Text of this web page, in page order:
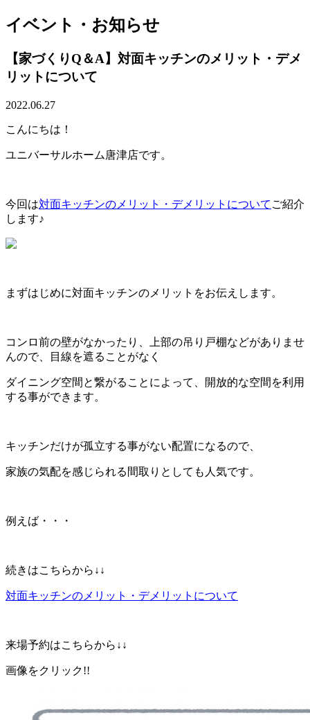
イベント・お知らせ
【家づくりQ＆A】対面キッチンのメリット・デメ
リットについて
2022.06.27
こんにちは！
ユニバーサルホーム唐津店です。
今回は対面キッチンのメリット・デメリットについて ご紹介
します♪
まずはじめに対面キッチンのメリットをお伝えします。
コンロ前の壁がなかったり、上部の吊り戸棚などがありませ
んので、目線を遮ることがなく
ダイニング空間と繋がることによって、開放的な空間を利用
する事ができます。
キッチンだけが孤立する事がない配置になるので、
家族の気配を感じられる間取りとしても人気です。
例えば・・・
続きはこちらから↓↓
対面キッチンのメリット・デメリットについて
来場予約はこちらから↓↓
画像をクリック!!